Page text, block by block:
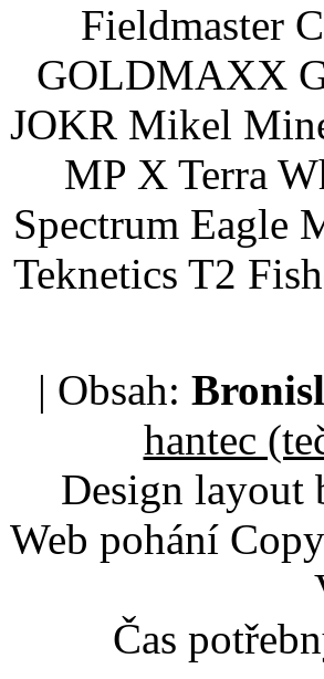
Fieldmaster
GOLDMAXX
JOKR Mikel
MP X Terra
Spectrum Eagle
Teknetics T2
| Obsah:
hantec
Design layout
Web pohání
Čas